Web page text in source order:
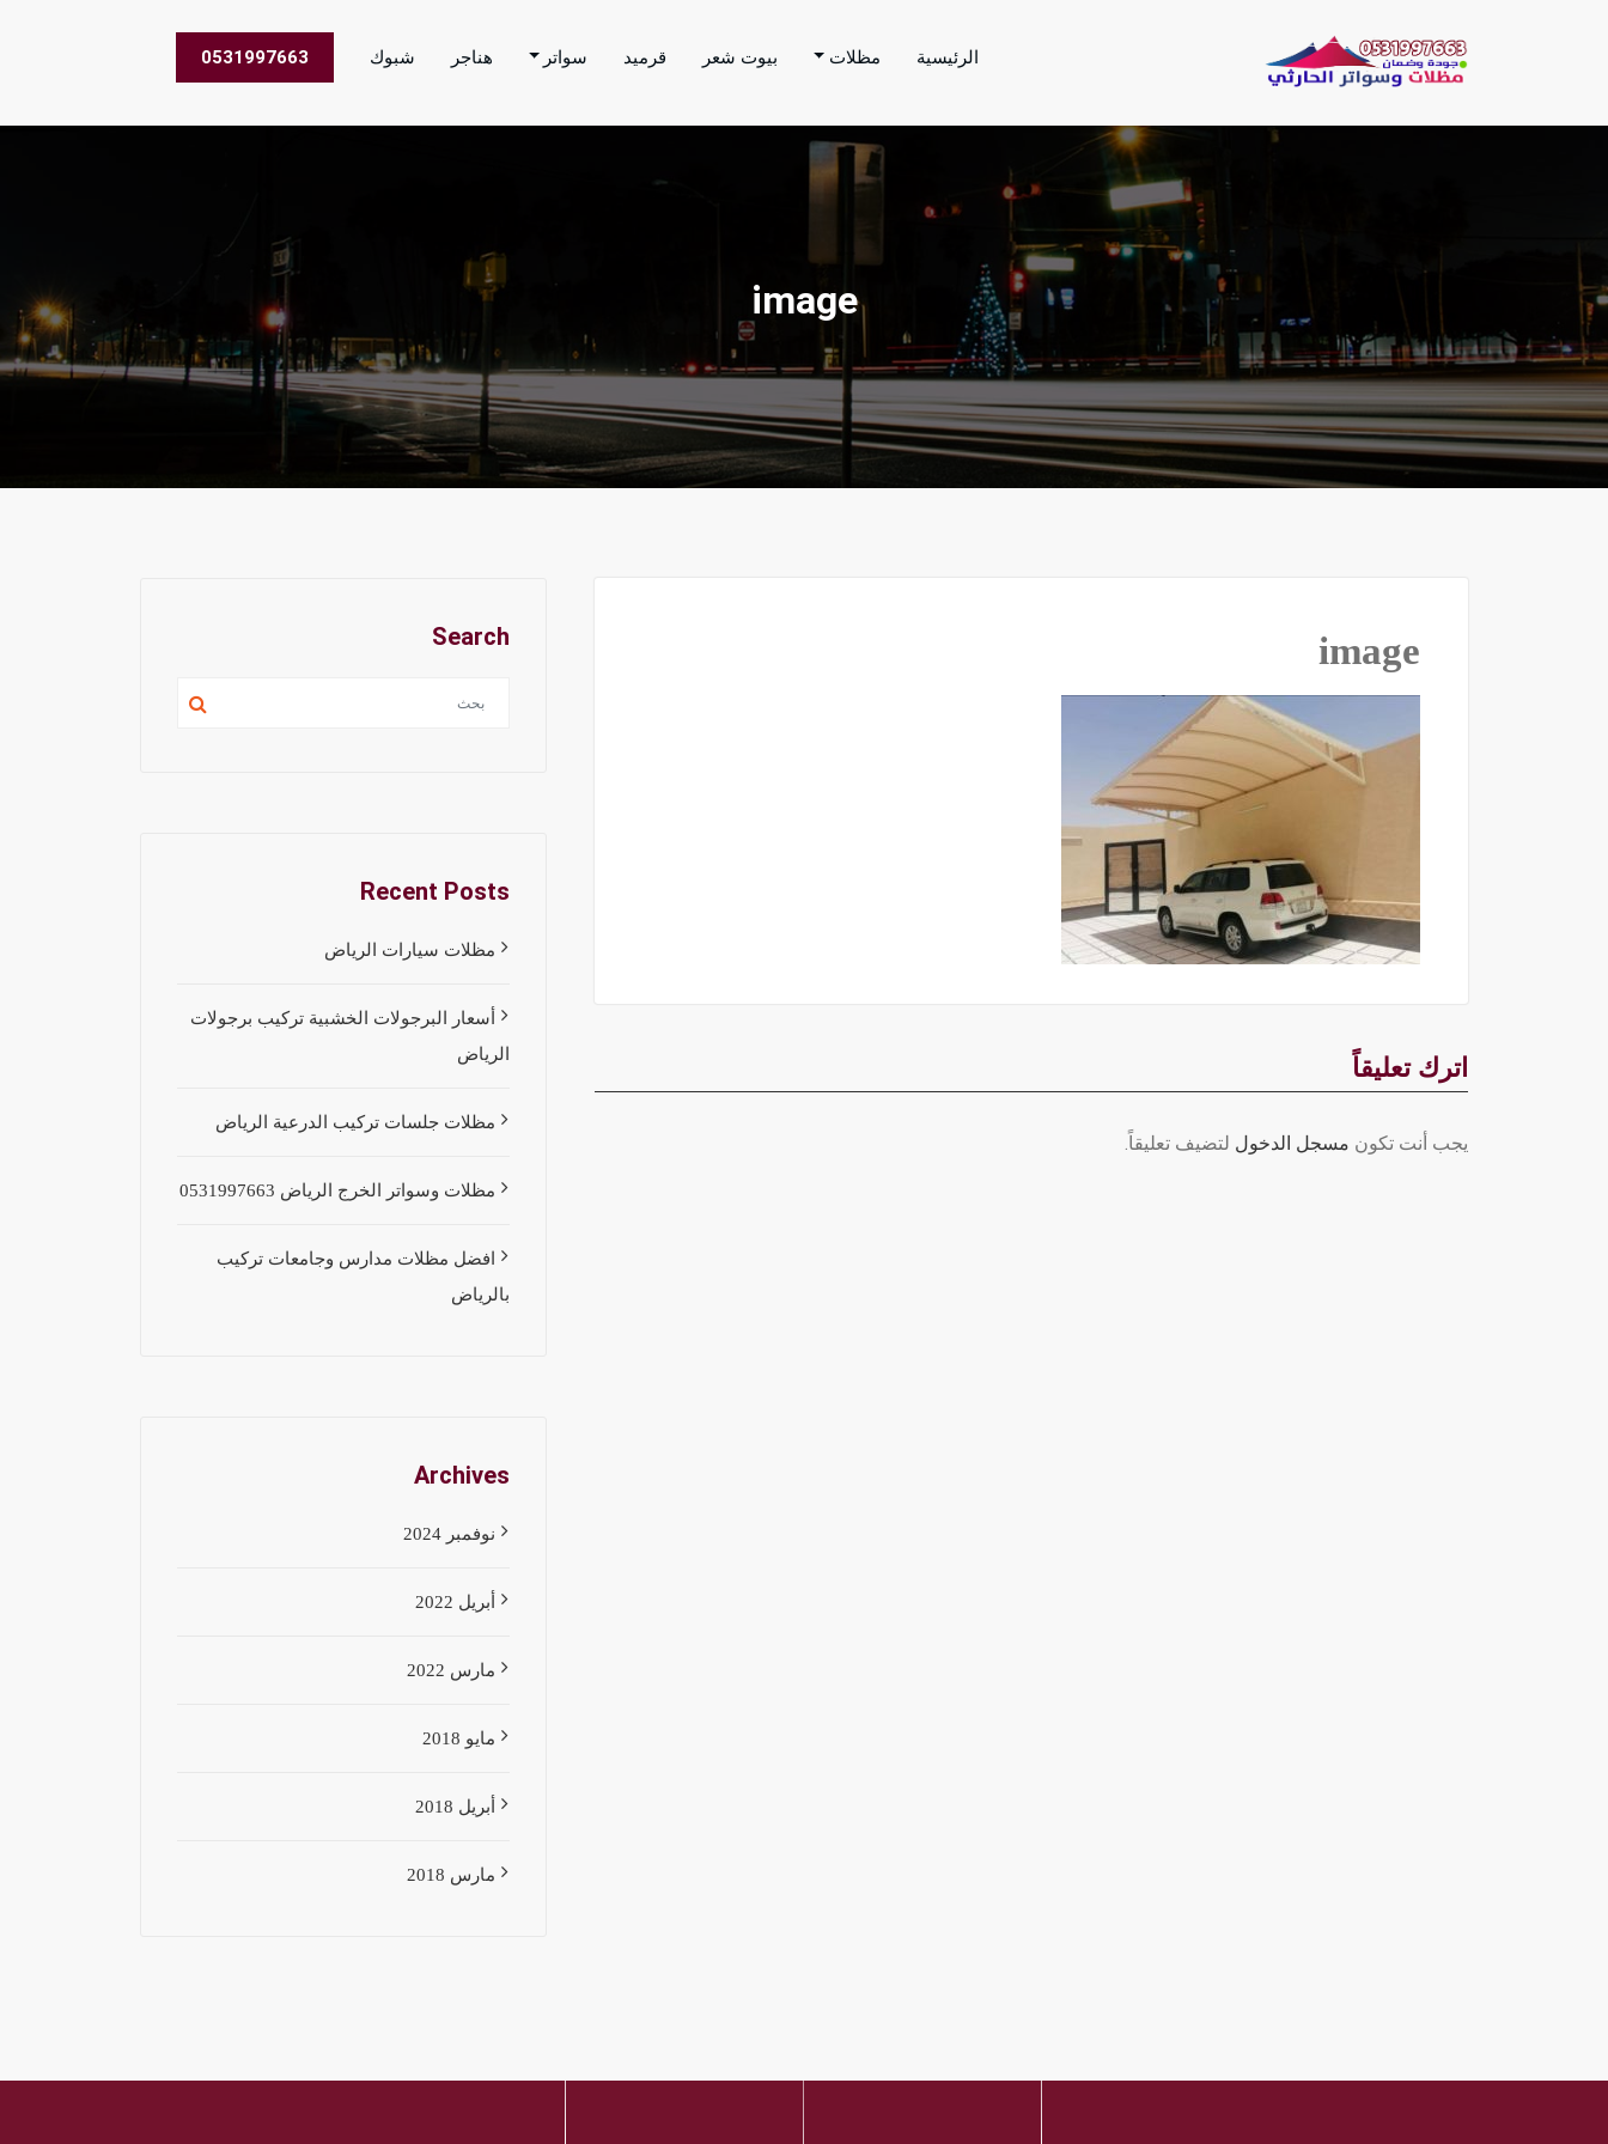
مظلات الحارثي نقوم بتنفيذ اعمال المظلات والسواتر والهناجر وغيرها من الاعمال في جميع مناطق المملكة العربية السعودية
الرئيسية مظلات بيوت شعر قرميد سواتر هناجر شبوك 0531997663
image
image
اترك تعليقاً
يجب أنت تكون مسجل الدخول لتضيف تعليقاً.
Search
Recent Posts
مظلات سيارات الرياض
أسعار البرجولات الخشبية تركيب برجولات
الرياض
مظلات جلسات تركيب الدرعية الرياض
مظلات وسواتر الخرج الرياض 0531997663
افضل مظلات مدارس وجامعات تركيب
بالرياض
Archives
نوفمبر 2024
أبريل 2022
مارس 2022
مايو 2018
أبريل 2018
مارس 2018